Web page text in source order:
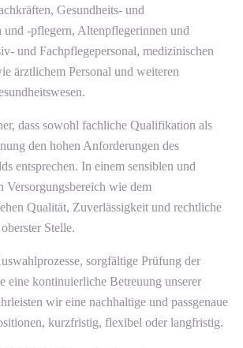
Gesundheits- und
-pflegern, Altenpflegerinnen und
und Fachpflegepersonal, medizinischen
ärztlichem Personal und weiteren
dass sowohl fachliche Qualifikation als
den hohen Anforderungen des
entsprechen. In einem sensiblen und
Versorgungsbereich wie dem
Qualität, Zuverlässigkeit und rechtliche
Stelle.
sorgfältige Prüfung der
eine kontinuierliche Betreuung unserer
wir eine nachhaltige und passgenaue
kurzfristig, flexibel oder langfristig.